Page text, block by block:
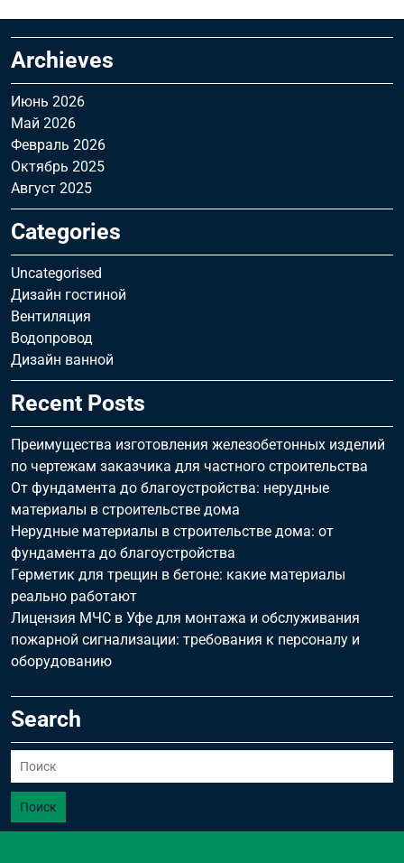
Archieves
Июнь 2026
Май 2026
Февраль 2026
Октябрь 2025
Август 2025
Categories
Uncategorised
Дизайн гостиной
Вентиляция
Водопровод
Дизайн ванной
Recent Posts
Преимущества изготовления железобетонных изделий
по чертежам заказчика для частного строительства
От фундамента до благоустройства: нерудные
материалы в строительстве дома
Нерудные материалы в строительстве дома: от
фундамента до благоустройства
Герметик для трещин в бетоне: какие материалы
реально работают
Лицензия МЧС в Уфе для монтажа и обслуживания
пожарной сигнализации: требования к персоналу и
оборудованию
Search
Поиск